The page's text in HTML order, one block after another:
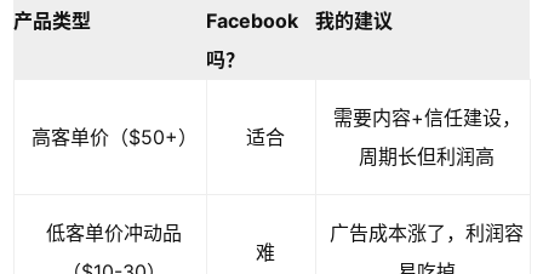
产品类型
Facebook
吗？
我的建议
高客单价（$50+） 适合
需要内容+信任建设，
周期长但利润高
低客单价冲动品
难
广告成本涨了，利润容